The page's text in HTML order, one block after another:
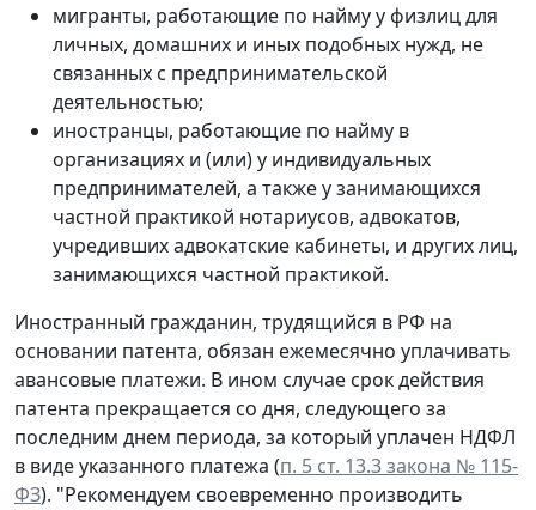
мигранты, работающие по найму у физлиц для
личных, домашних и иных подобных нужд, не
связанных с предпринимательской
деятельностью;
иностранцы, работающие по найму в
организациях и (или) у индивидуальных
предпринимателей, а также у занимающихся
частной практикой нотариусов, адвокатов,
учредивших адвокатские кабинеты, и других лиц,
занимающихся частной практикой.
Иностранный гражданин, трудящийся в РФ на
основании патента, обязан ежемесячно уплачивать
авансовые платежи. В ином случае срок действия
патента прекращается со дня, следующего за
последним днем периода, за который уплачен НДФЛ
в виде указанного платежа (п. 5 ст. 13.3 закона № 115-
ФЗ). "Рекомендуем своевременно производить